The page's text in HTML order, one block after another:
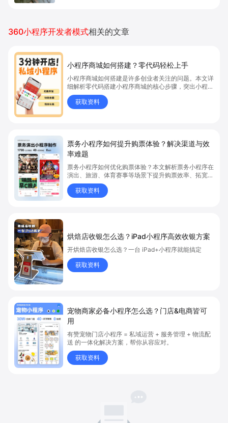
360小程序开发者模式相关的文章
小程序商城如何搭建？零代码轻松上手
小程序商城如何搭建是许多创业者关注的问题。本文详
细解析零代码搭建小程序商城的核心步骤，突出小程序
商城、商城搭建与零代码开店优势，帮助你轻松实现商
品上架、全渠道销售及高效会员运营，快速开启线上卖
货新模式。点击获取详细操作指南！
获取资料
票务小程序如何提升购票体验？解决渠道与效
率难题
票务小程序如何优化购票体验？本文解析票务小程序在
演出、旅游、体育赛事等场景下提升购票效率、拓宽销
售渠道、实现会员精准营销的具体方式。关键词包括
“票务小程序”、“购票体验”、“购票效率”。
获取资料
烘焙店收银怎么选？iPad小程序高效收银方案
开烘焙店收银怎么选？一台 iPad+小程序就能搞定
获取资料
宠物商家必备小程序怎么选？门店&电商皆可
用
有赞宠物门店小程序 = 私域运营 + 服务管理 + 物流配
送 的一体化解决方案，帮你从容应对。
获取资料